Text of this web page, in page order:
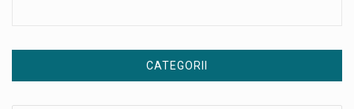
CATEGORII